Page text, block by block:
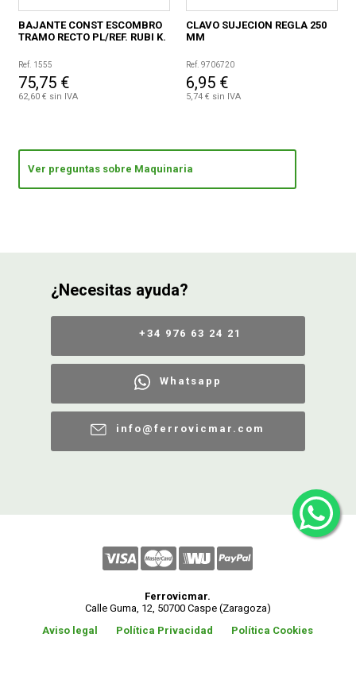
BAJANTE CONST ESCOMBRO
TRAMO RECTO PL/REF. RUBI K.
Ref. 1555
75,75 €
62,60 € sin IVA
CLAVO SUJECION REGLA 250
MM
Ref. 9706720
6,95 €
5,74 € sin IVA
Ver preguntas sobre Maquinaria
¿Necesitas ayuda?
+34 976 63 24 21
Whatsapp
info@ferrovicmar.com
Ferrovicmar.
Calle Guma, 12, 50700 Caspe (Zaragoza)
Aviso legal
Política Privacidad Política Cookies